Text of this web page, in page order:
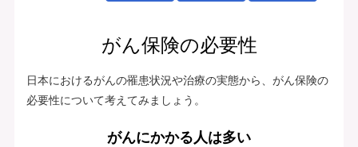
がん保険の必要性
日本におけるがんの罹患状況や治療の実態から、がん保険の
必要性について考えてみましょう。
がんにかかる人は多い